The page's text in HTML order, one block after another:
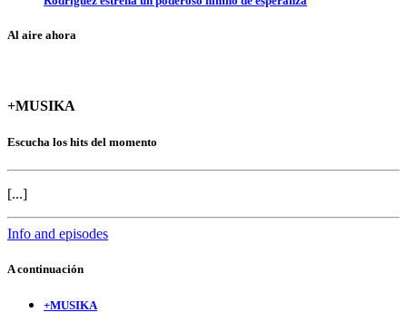
Al aire ahora
+MUSIKA
Escucha los hits del momento
[...]
Info and episodes
A continuación
+MUSIKA